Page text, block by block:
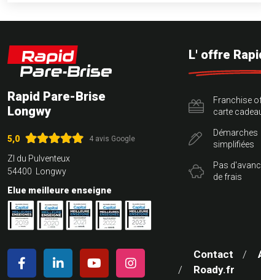
Rapid Pare-Brise
Longwy
5,0 4 avis Google
ZI du Pulventeux
54400 Longwy
Elue meilleure enseigne
L' offre
Franchise
carte
Démarches
simplifiées
Pas
de frais
Contact
Roady.fr